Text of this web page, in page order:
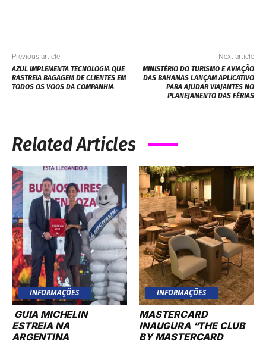
Previous article
AZUL IMPLEMENTA TECNOLOGIA QUE
RASTREIA BAGAGEM DE CLIENTES EM
TODOS OS VOOS DA COMPANHIA
Next article
MINISTÉRIO DO TURISMO E AVIAÇÃO
DAS BAHAMAS LANÇAM APLICATIVO
PARA AJUDAR VIAJANTES NO
PLANEJAMENTO DAS FÉRIAS
Related Articles
INFORMAÇÕES
GUIA MICHELIN
ESTREIA NA
ARGENTINA
INFORMAÇÕES
MASTERCARD
INAUGURA “THE CLUB
BY MASTERCARD